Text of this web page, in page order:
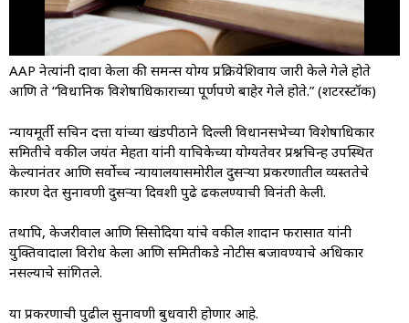
AAP नेत्यांनी दावा केला की समन्स योग्य प्रक्रियेशिवाय जारी केले गेले होते
आणि ते “विधानिक विशेषाधिकाराच्या पूर्णपणे बाहेर गेले होते.” (शटरस्टॉक)
न्यायमूर्ती सचिन दत्ता यांच्या खंडपीठाने दिल्ली विधानसभेच्या विशेषाधिकार
समितीचे वकील जयंत मेहता यांनी याचिकेच्या योग्यतेवर प्रश्नचिन्ह उपस्थित
केल्यानंतर आणि सर्वोच्च न्यायालयासमोरील दुसऱ्या प्रकरणातील व्यस्ततेचे
कारण देत सुनावणी दुसऱ्या दिवशी पुढे ढकलण्याची विनंती केली.
तथापि, केजरीवाल आणि सिसोदिया यांचे वकील शादान फरासात यांनी
युक्तिवादाला विरोध केला आणि समितीकडे नोटीस बजावण्याचे अधिकार
नसल्याचे सांगितले.
या प्रकरणाची पुढील सुनावणी बुधवारी होणार आहे.